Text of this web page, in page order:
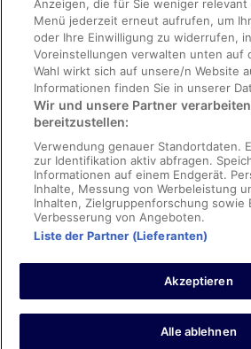
Datenschutzerklärung
Nutzungsbedingungen
Cookie-Erklärung
Barrierefreiheit
Hilfe
So sortieren wir Suchergebnisse
Inhaltsrichtlinien und Melden von Inhalten
Rechtliche Hinweise/Kontakt
Expedia, Inc. und Condor Flugdienst GmbH
vorbehalten. Condor Vacations ist eine
Flugdienst GmbH. POWERED BY EXPEDIA,
Flugzeuglogo {sofern zutreffend} sind
Anzeigen, die für Sie weniger
Menü jederzeit erneut aufrufen, um
oder Ihre Einwilligung zu widerrufen,
Voreinstellungen verwalten unten auf
Wahl wirkt sich auf unsere/n Website
Informationen finden Sie in unserer
Wir und unsere Partner
bereitzustellen:
Verwendung genauer Standortdaten.
zur Identifikation aktiv abfragen.
Informationen auf einem Endgerät.
Inhalte, Messung von Werbeleistung
Inhalten, Zielgruppenforschung sowie
Verbesserung von Angeboten.
Liste der Partner (Lieferanten)
Akzeptieren
Alle ablehnen